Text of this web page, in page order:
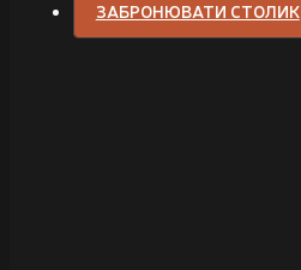
ЗАБРОНЮВАТИ СТОЛИК